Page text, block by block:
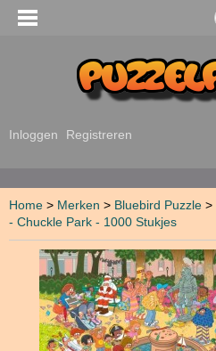
Inloggen Registreren
Home > Merken > Bluebird Puzzle >
- Chuckle Park - 1000 Stukjes